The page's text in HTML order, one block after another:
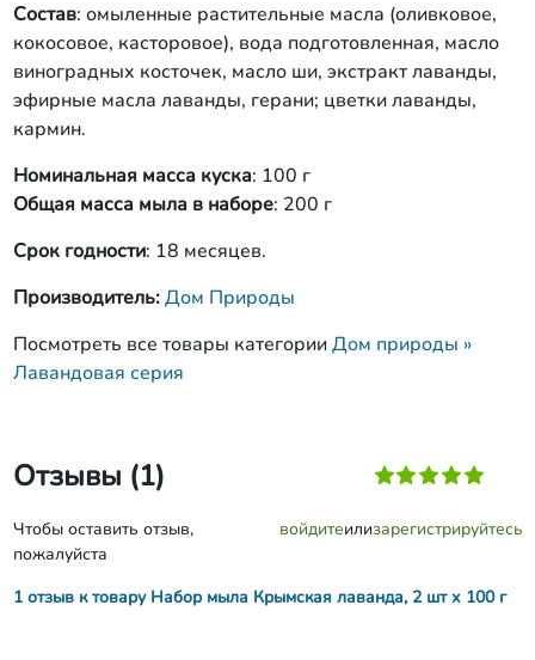
Состав: омыленные растительные масла (оливковое,
кокосовое, касторовое), вода подготовленная, масло
виноградных косточек, масло ши, экстракт лаванды,
эфирные масла лаванды, герани; цветки лаванды,
кармин.
Номинальная масса куска: 100 г
Общая масса мыла в наборе: 200 г
Срок годности: 18 месяцев.
Производитель:Дом Природы
Посмотреть все товары категорииДом природы »
Лавандовая серия
Отзывы (1)
Чтобы оставить отзыв,
пожалуйста
войдитеилизарегистрируйтесь
1 отзыв к товару Набор мыла Крымская лаванда, 2 шт х 100 г